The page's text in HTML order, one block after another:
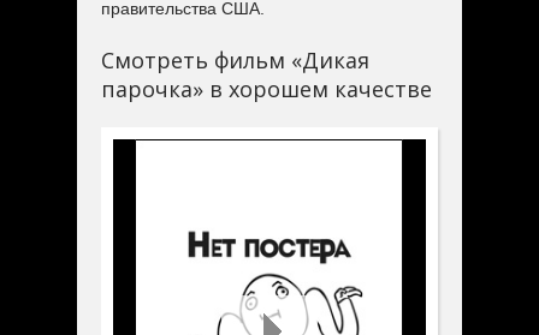
правительства США.
Смотреть фильм «Дикая
парочка» в хорошем качестве